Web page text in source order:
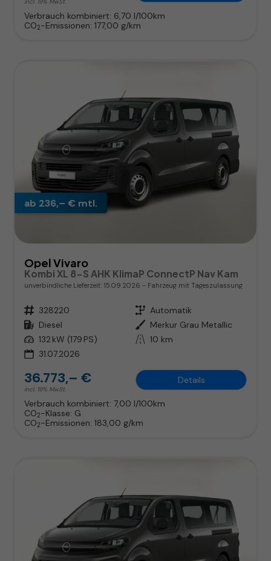
Verbrauch kombiniert: 6,70 l/100km
CO2-Emissionen: 177,00 g/km
ab 236,– € mtl.
Opel Vivaro
Kombi XL 8-S AHK KlimaP ConnectP Nav Kam
unverbindliche Lieferzeit: 15.09.2026 Fahrzeug mit Tageszulassung
Fahrzeugnr. 328220 Getriebe Automatik
Kraftstoff Diesel Außenfarbe Merkur Grau Metallic
Leistung 132 kW (179 PS) Kilometerstand 10 km
31.07.2026
36.773,– €
incl. 19% MwSt.
Details
Verbrauch kombiniert: 7,00 l/100km
CO2-Klasse: G
CO2-Emissionen: 183,00 g/km